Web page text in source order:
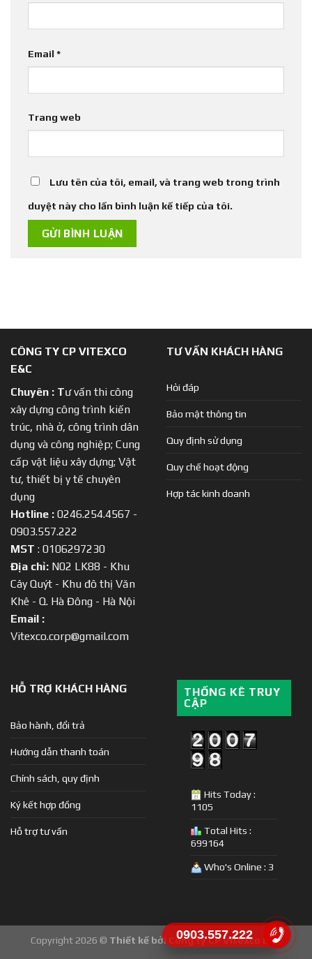
Email *
Trang web
Lưu tên của tôi, email, và trang web trong trình
duyệt này cho lần bình luận kế tiếp của tôi.
CÔNG TY CP VITEXCO
E&C
Chuyên : Tư vấn thi công
xây dựng công trình kiến
trúc, nhà ở, công trình dân
dụng và công nghiệp; Cung
cấp vật liệu xây dựng; Vật
tư, thiết bị y tế chuyên
dụng
Hotline : 0246.254.4567 -
0903.557.222
MST : 0106297230
Địa chỉ: N02 LK88 - Khu
Cây Quýt - Khu đô thị Văn
Khê - Q. Hà Đông - Hà Nội
Email :
Vitexco.corp@gmail.com
TƯ VẤN KHÁCH HÀNG
Hỏi đáp
Bảo mật thông tin
Quy định sử dụng
Quy chế hoạt động
Hợp tác kinh doanh
HỖ TRỢ KHÁCH HÀNG
Bảo hành, đổi trả
Hướng dẫn thanh toán
Chính sách, quy định
Ký kết hợp đồng
Hỗ trợ tư vấn
THỐNG KÊ TRUY
CẬP
Hits Today :
1105
Total Hits :
699164
Who's Online : 3
Copyright 2026 © Thiết kế bởi Công ty CP Vitexco E&C
0903.557.222